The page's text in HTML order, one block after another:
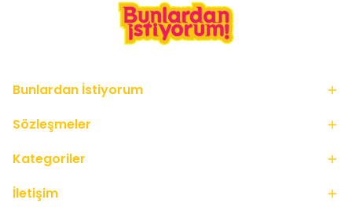
Bunlardan İstiyorum
Sözleşmeler
Kategoriler
İletişim